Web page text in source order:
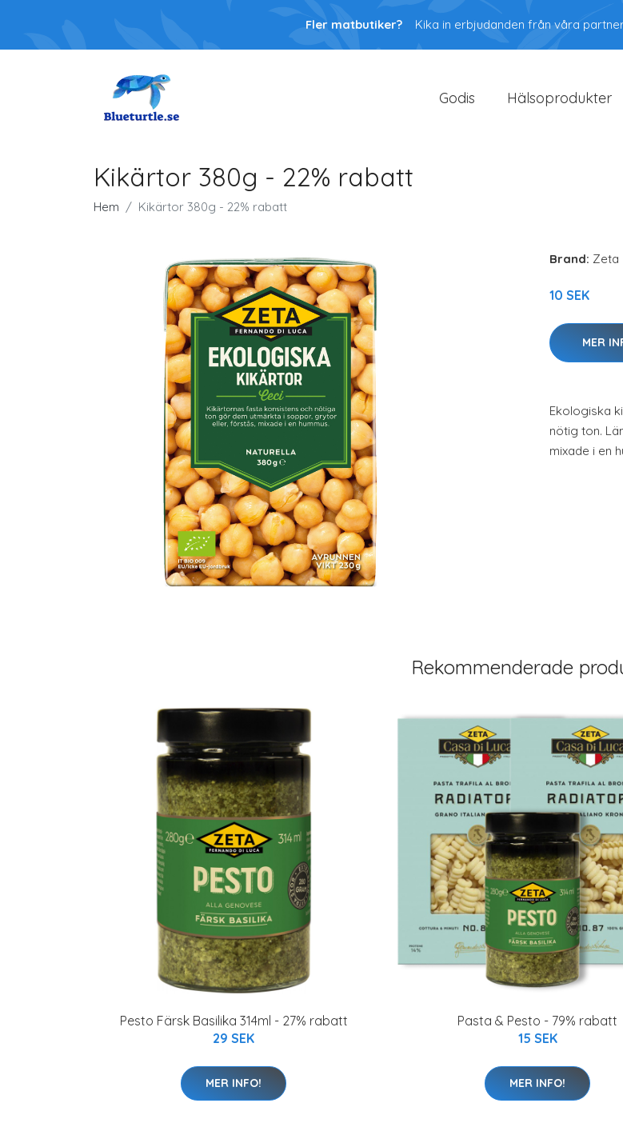
Fler matbutiker? Kika in erbjudanden från våra
Godis Hälsoprodukter
Kikärtor 380g - 22% rabatt
Hem Kikärtor 380g - 22% rabatt
Brand: Zeta
10 SEK
MER
Ekologiska
nötig ton.
mixade i en
Rekommenderade
Pesto Färsk Basilika 314ml - 27% rabatt
29 SEK
MER INFO!
Pasta & Pesto - 79% rabatt
15 SEK
MER INFO!